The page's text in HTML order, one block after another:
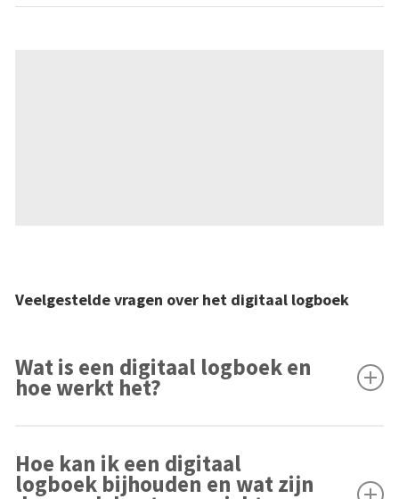
Veelgestelde vragen over het digitaal logboek
Wat is een digitaal logboek en
hoe werkt het?
waarin belangrijke gegevens worden bijgehouden, zoals
informatie over werkzaamheden, afspraken, controles of
Hoe kan ik een digitaal
logboek bijhouden en wat zijn